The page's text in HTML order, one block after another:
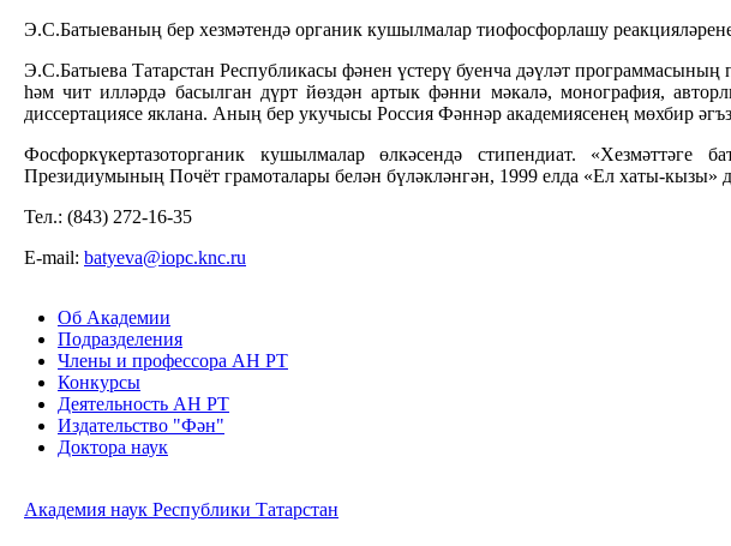
Э.С.Батыеваның бер хезмәтендә органик кушылмалар тиофосфорлашу
Э.С.Батыева Татарстан Республикасы фәнен үстерү буенча дәүләт
һәм чит илләрдә басылган дүрт йөздән артык фәнни мәкалә, монография,
диссертациясе яклана. Аның бер укучысы Россия Фәннәр академиясенең мөхбир
Фосфоркүкертазоторганик кушылмалар өлкәсендә стипендиат.
Президиумының Почёт грамоталары белән бүләкләнгән, 1999 елда «Ел хаты-кызы»
Тел.: (843) 272-16-35
E-mail: batyeva@iopc.knc.ru
Об Академии
Подразделения
Члены и профессора АН РТ
Конкурсы
Деятельность АН РТ
Издательство "Фән"
Доктора наук
Академия наук Республики Татарстан